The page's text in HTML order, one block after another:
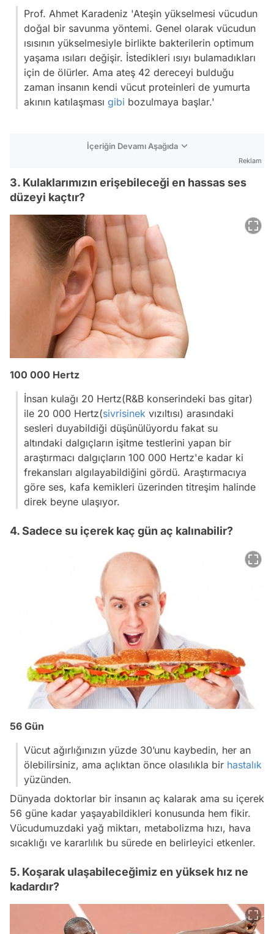
Prof. Ahmet Karadeniz 'Ateşin yükselmesi vücudun
doğal bir savunma yöntemi. Genel olarak vücudun
ısısının yükselmesiyle birlikte bakterilerin optimum
yaşama ısıları değişir. İstedikleri ısıyı bulamadıkları
için de ölürler. Ama ateş 42 dereceyi bulduğu
zaman insanın kendi vücut proteinleri de yumurta
akının katılaşması gibi bozulmaya başlar.'
İçeriğin Devamı Aşağıda
Reklam
3. Kulaklarımızın erişebileceği en hassas ses
düzeyi kaçtır?
100 000 Hertz
İnsan kulağı 20 Hertz(R&B konserindeki bas gitar)
ile 20 000 Hertz(sivrisinek vızıltısı) arasındaki
sesleri duyabildiği düşünülüyordu fakat su
altındaki dalgıçların işitme testlerini yapan bir
araştırmacı dalgıçların 100 000 Hertz'e kadar ki
frekansları algılayabildiğini gördü. Araştırmacıya
göre ses, kafa kemikleri üzerinden titreşim halinde
direk beyne ulaşıyor.
4. Sadece su içerek kaç gün aç kalınabilir?
56 Gün
Vücut ağırlığınızın yüzde 30’unu kaybedin, her an
ölebilirsiniz, ama açlıktan önce olasılıkla bir hastalık
yüzünden.
Dünyada doktorlar bir insanın aç kalarak ama su içerek
56 güne kadar yaşayabildikleri konusunda hem fikir.
Vücudumuzdaki yağ miktarı, metabolizma hızı, hava
sıcaklığı ve kararlılık bu sürede en belirleyici etkenler.
5. Koşarak ulaşabileceğimiz en yüksek hız ne
kadardır?